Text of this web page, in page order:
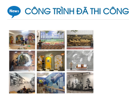
CÔNG TRÌNH ĐÃ THI